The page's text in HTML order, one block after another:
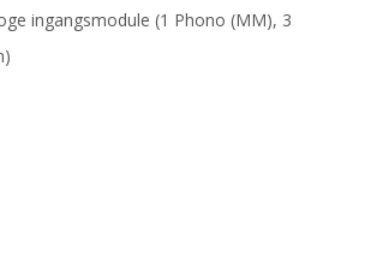
ingangsmodule (1 Phono (MM), 3